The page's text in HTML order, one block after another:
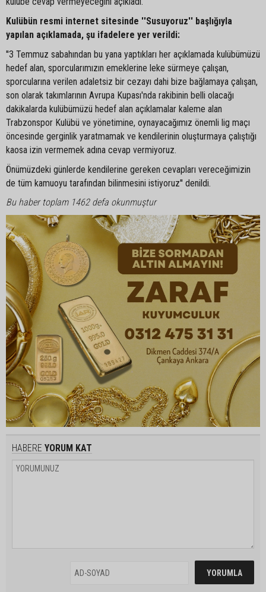
Kulübün resmi internet sitesinde ''Susuyoruz'' başlığıyla
yapılan açıklamada, şu ifadelere yer verildi:
''3 Temmuz sabahından bu yana yaptıkları her açıklamada kulübümüzü
hedef alan, sporcularımızın emeklerine leke sürmeye çalışan,
sporcularına verilen adaletsiz bir cezayı dahi bize bağlamaya çalışan,
son olarak takımlarının Avrupa Kupası'nda rakibinin belli olacağı
dakikalarda kulübümüzü hedef alan açıklamalar kaleme alan
Trabzonspor Kulübü ve yönetimine, oynayacağımız önemli lig maçı
öncesinde gerginlik yaratmamak ve kendilerinin oluşturmaya çalıştığı
kaosa izin vermemek adına cevap vermiyoruz.
Önümüzdeki günlerde kendilerine gereken cevapları vereceğimizin
de tüm kamuoyu tarafından bilinmesini istiyoruz'' denildi.
Bu haber toplam 1462 defa okunmuştur
HABERE YORUM KAT